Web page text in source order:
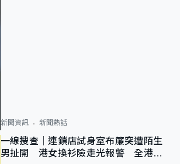
新聞資訊 新聞熱話
一線搜查｜連鎖店試身室布簾突遭陌生
男扯開 港女換衫險走光報警 全港分